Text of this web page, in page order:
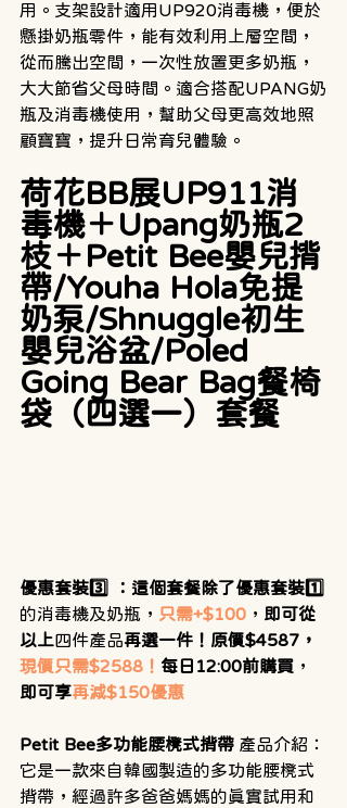
用。支架設計適用UP920消毒機，便於
懸掛奶瓶零件，能有效利用上層空間，
從而騰出空間，一次性放置更多奶瓶，
大大節省父母時間。適合搭配UPANG奶
瓶及消毒機使用，幫助父母更高效地照
顧寶寶，提升日常育兒體驗。
荷花BB展UP911消
毒機＋Upang奶瓶2
枝＋Petit Bee嬰兒揹
帶/Youha Hola免提
奶泵/Shnuggle初生
嬰兒浴盆/Poled
Going Bear Bag餐椅
袋（四選一）套餐
優惠套裝3️⃣ ：這個套餐除了優惠套裝1️⃣
的消毒機及奶瓶， 只需+$100 ， 即可從
以上四件產品再選一件！原價$4587，
現價只需$2588！ 每日12:00前購買 ，
即可享再減$150優惠
Petit Bee多功能腰櫈式揹帶 產品介紹：
它是一款來自韓國製造的多功能腰櫈式
揹帶，經過許多爸爸媽媽的真實試用和